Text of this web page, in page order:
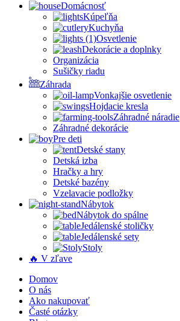
Domácnosť
Kúpeľňa
Kuchyňa
Osvetlenie
Dekorácie a doplnky
Organizácia
Sušičky riadu
Záhrada
Vonkajšie osvetlenie
Hojdacie kresla
Záhradné náradie
Záhradné dekorácie
Pre deti
Detské stany
Detská izba
Hračky a hry
Detské bazény
Vzelavacie podložky
Nábytok
Nábytok do spálne
Jedálenské stoličky
Jedálenské sety
Stoly
🔥 V zľave
Domov
O nás
Ako nakupovať
Časté otázky